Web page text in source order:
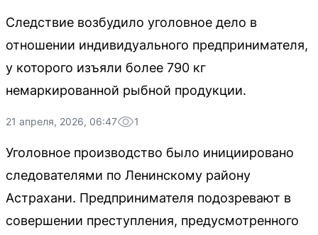
Следствие возбудило уголовное дело в
отношении индивидуального предпринимателя,
у которого изъяли более 790 кг
немаркированной рыбной продукции.
21 апреля, 2026, 06:47 1
Уголовное производство было инициировано
следователями по Ленинскому району
Астрахани. Предпринимателя подозревают в
совершении преступления, предусмотренного